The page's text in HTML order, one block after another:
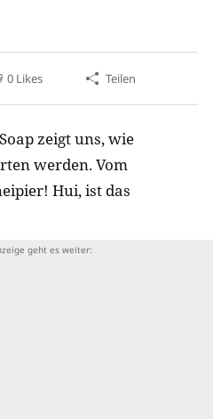
0 Likes Teilen
zeigt uns, wie
werden. Vom
Hui, ist das